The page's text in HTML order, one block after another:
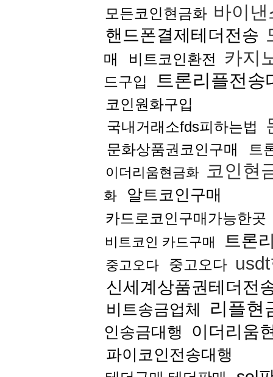
모든코인현금화 바이
핸드폰결제테더전송
매 비트코인환전 카지
드구입 트론리플전송
코인원화구입
국내거래소fds피하는법
문화상품권코인구매 트
이더리움현금화 코인현
화 알트코인구매
카드로코인구매가능한곳
비트코인 카드구매 트론
중고오다 중고오다
신세계상품권테더전
비트송금업체 리플현
인송금대행 이더리움
파이코인전송대행